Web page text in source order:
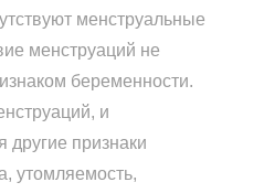
менструальные
менструаций не
беременности.
и
признаки
утомляемость,